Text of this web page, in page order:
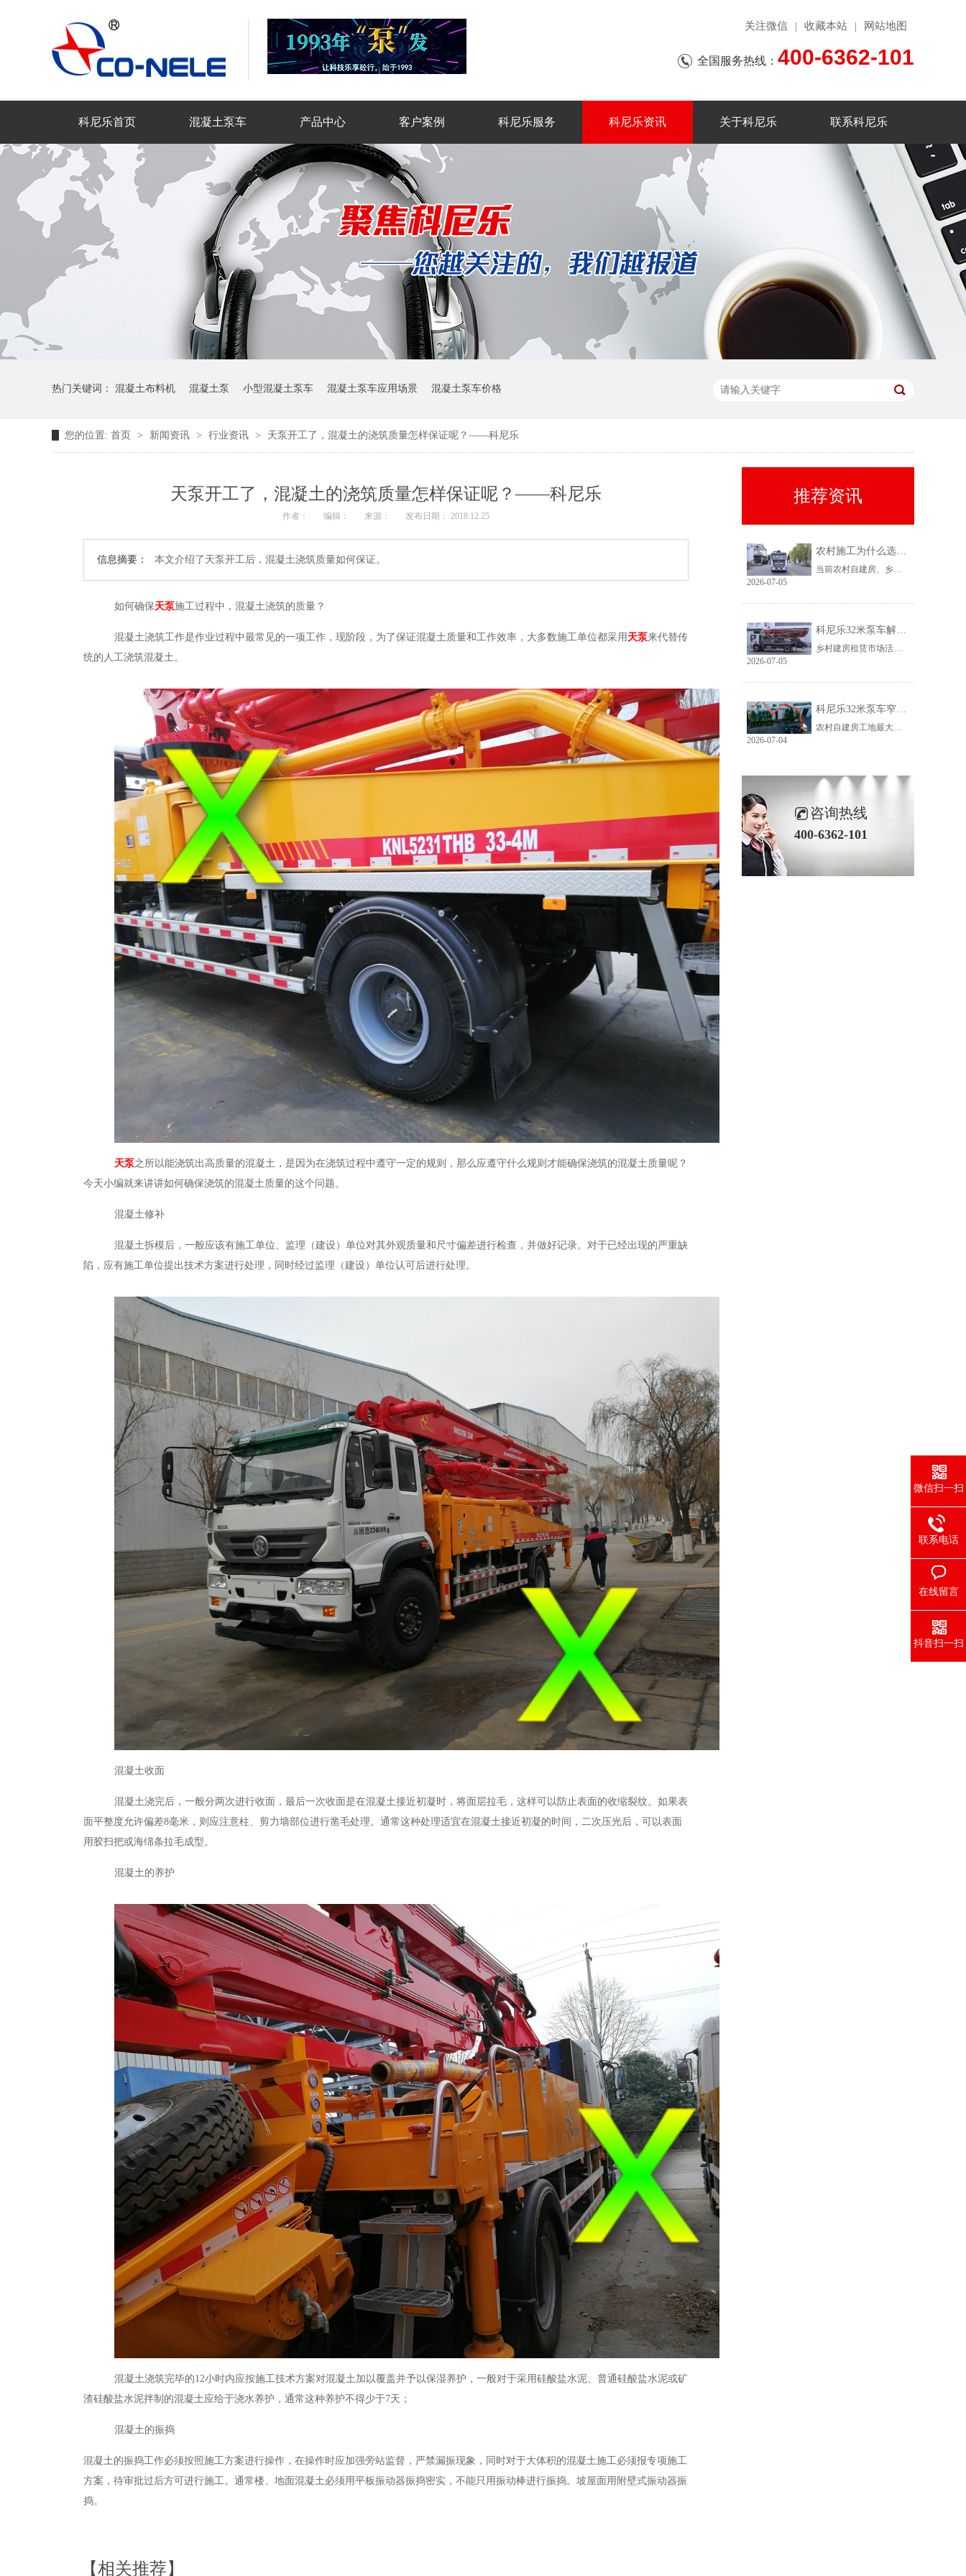
关注微信 收藏本站 网站地图
全国服务热线： 400-6362-101
科尼乐首页 混凝土泵车 产品中心 客户案例 科尼乐服务 科尼乐资讯 关于科尼乐 联系科尼乐
热门关键词： 混凝土布料机 混凝土泵 小型混凝土泵车 混凝土泵车应用场景 混凝土泵车价格
您的位置: 首页 > 新闻资讯 > 行业资讯 > 天泵开工了，混凝土的浇筑质量怎样保证呢？——科尼乐
天泵开工了，混凝土的浇筑质量怎样保证呢？——科尼乐
作者： 编辑： 来源： 发布日期： 2018.12.25
信息摘要： 本文介绍了天泵开工后，混凝土浇筑质量如何保证。
如何确保天泵施工过程中，混凝土浇筑的质量？
混凝土浇筑工作是作业过程中最常见的一项工作，现阶段，为了保证混凝土质量和工作效率，大多数施工单位都采用 天泵来代替传
统的人工浇筑混凝土。
天泵之所以能浇筑出高质量的混凝土，是因为在浇筑过程中遵守一定的规则，那么应遵守什么规则才能确保浇筑的混凝土质量呢？
今天小编就来讲讲如何确保浇筑的混凝土质量的这个问题。
混凝土修补
混凝土拆模后，一般应该有施工单位、监理（建设）单位对其外观质量和尺寸偏差进行检查，并做好记录。对于已经出现的严重缺
陷，应有施工单位提出技术方案进行处理，同时经过监理（建设）单位认可后进行处理。
混凝土收面
混凝土浇完后，一般分两次进行收面，最后一次收面是在混凝土接近初凝时，将面层拉毛，这样可以防止表面的收缩裂纹。如果表
面平整度允许偏差8毫米，则应注意柱、剪力墙部位进行凿毛处理。通常这种处理适宜在混凝土接近初凝的时间，二次压光后，可以表面
用胶扫把或海绵条拉毛成型。
混凝土的养护
混凝土浇筑完毕的12小时内应按施工技术方案对混凝土加以覆盖并予以保湿养护，一般对于采用硅酸盐水泥、普通硅酸盐水泥或矿
渣硅酸盐水泥拌制的混凝土应给于浇水养护，通常这种养护不得少于7天；
混凝土的振捣
混凝土的振捣工作必须按照施工方案进行操作，在操作时应加强旁站监督，严禁漏振现象，同时对于大体积的混凝土施工必须报专项施工
方案，待审批过后方可进行施工。通常楼、地面混凝土必须用平板振动器振捣密实，不能只用振动棒进行振捣。坡屋面用附壁式振动器振
捣。
【相关推荐】
推荐资讯
农村施工为什么选择科尼乐32米泵车
当前农村自建房、乡镇小型基建需求持续上涨，乡镇泵车租赁需求稳定、回款快，是很多租赁老板的核心盈利市场。但农村工况复杂、场地受限、料况不稳定，传统大机型进场难、闲置高，杂牌小机型配置缩水、故障多、运维贵。综合工况适配性、稳定性、性价比来看，科尼乐32米泵车凭借均衡的参数配置和乡镇专属性能，成为农村施工的黄金主力机型。
2026-07-05
科尼乐32米泵车解决乡村窄巷通行难题
乡村建房租赁市场活源充足，但普遍存在路况差、场地窄、就位难等问题。传统大臂架泵车车身宽、轴距长、支腿占用空间大，受限于乡村路况，大量乡镇工地无法进场施工，导致很多租赁老板明明有活却接不到，严重限制接单范围与全年收益。科尼乐32米泵车从结构层面专项优化，彻底破解乡村窄巷通行、就位、施工三大痛点。
2026-07-05
科尼乐32米泵车窄巷施工优势解析
农村自建房工地最大的特点就是空间受限，巷道窄、院落小、障碍物多。市面上多数常规泵车车身尺寸大、支腿跨度宽，往往出现能进村、进不了院、进院不能施工的尴尬情况，最后只能人工接管浇筑，施工慢、人工贵、甲方满意度低。想要拿下乡镇窄场活源，设备的窄巷适配能力是关键，科尼乐32米泵车针对性优化狭小场地性能，完美适配农村复杂工况。
2026-07-04
咨询热线
400-6362-101
微信扫一扫
联系电话
在线留言
抖音扫一扫